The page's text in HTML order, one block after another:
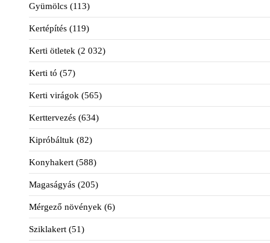
Gyümölcs (113)
Kertépítés (119)
Kerti ötletek (2 032)
Kerti tó (57)
Kerti virágok (565)
Kerttervezés (634)
Kipróbáltuk (82)
Konyhakert (588)
Magaságyás (205)
Mérgező növények (6)
Sziklakert (51)